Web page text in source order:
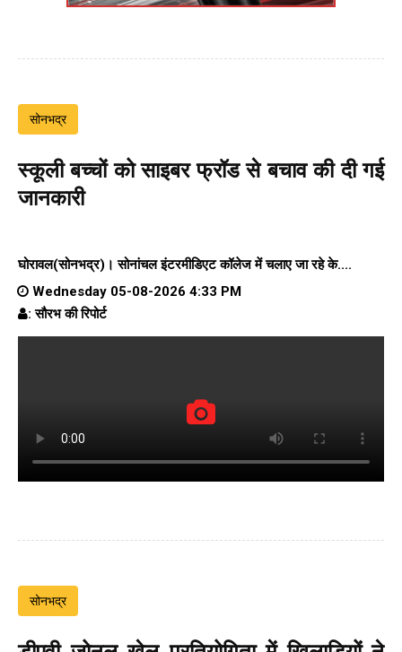
सोनभद्र
स्कूली बच्चों को साइबर फ्रॉड से बचाव की दी गई
जानकारी
घोरावल(सोनभद्र)। सोनांचल इंटरमीडिएट कॉलेजमें चलाए जा रहे के....
Wednesday 05-08-2026 4:33 PM
: सौरभ की रिपोर्ट
सोनभद्र